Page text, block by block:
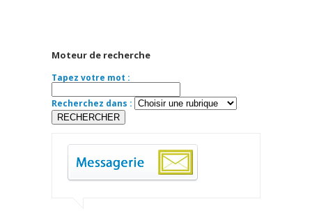
Moteur de recherche
Tapez votre mot :
Recherchez dans :